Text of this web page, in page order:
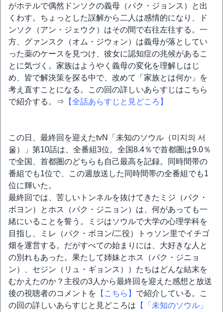
がホテルで偶然ドンソクの義母（パク・ジョンス）と出
くわす。ちょっとした誤解から二人は感情的になり、ド
ンソク（アン・ジェウク）はその間で右往左往する。一
方、グァンスク（オム・ジウォン）は義母が落としてい
った薬のケースを見つけ、彼女に認知症の兆候があるこ
とに気づく。家族はようやく義母の変化を理解しはじ
め、皆で解決策を探る中で、改めて「家族とは何か」を
考え直すことになる。この回の詳しいあらすじはこちら
で紹介する。⇒ 【全話あらすじと見どころ】
この日、最終回を迎えたtvN「未知のソウル（미지의 서
울）」第10話は、全番組3位。全国8.4％で首都圏は9.0％
で全国、首都圏のどちらも自己最高を記録。同時間帯の
番組でも1位で、この週放送した同時間帯の全番組でも1
位に輝いた。
最終回では、苦しいトンネルを抜けてきたミジ（パク・
ボヨン）とホス（パク・ジニョン）は、何があっても一
緒にいることを誓う。ミジはソウルで大学の心理学科を
目指し、ミレ（パク・ボヨン/二役）トゥソン里でイチゴ
畑を運営する。だがすべての始まりには、大好きな人と
の別れもあった。果たして姉妹とホス（パク・ジニョ
ン）、セジン（リュ・ギョンス））たちはどんな結末を
むかえたのか？主役の3人から最終回を迎えた感想と放送
後の視聴者のコメントを 【こちら】 で紹介している。こ
の回の詳しいあらすじと見どころは 【「未知のソウル」